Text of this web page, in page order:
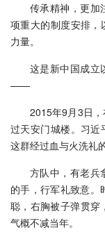
传承精神，更加
项重大的制度安排，
力量。
这是新中国成立
——
2015年9月3日
过天安门城楼。习近
这群经过血与火洗礼
方队中，有老兵
的手，行军礼致意。
聪，右胸被子弹贯
气概不减当年。